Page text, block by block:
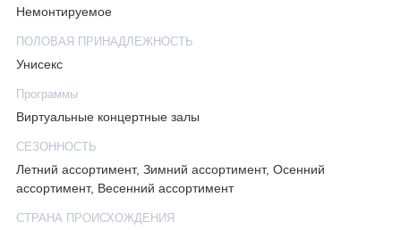
Немонтируемое
ПОЛОВАЯ ПРИНАДЛЕЖНОСТЬ
Унисекс
Программы
Виртуальные концертные залы
СЕЗОННОСТЬ
Летний ассортимент, Зимний ассортимент, Осенний
ассортимент, Весенний ассортимент
СТРАНА ПРОИСХОЖДЕНИЯ